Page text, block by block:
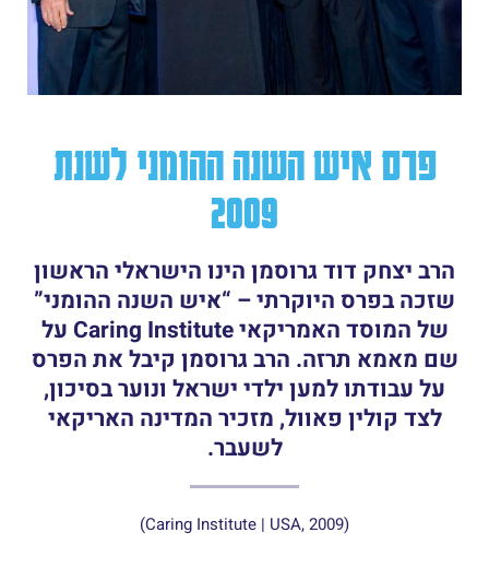
(Caring Institute | USA, 2009)
פרס איש השנה ההומני לשנת
2009
הרב יצחק דוד גרוסמן הינו הישראלי הראשון
שזכה בפרס היוקרתי – “איש השנה ההומני”
של המוסד האמריקאי Caring Institute על
שם מאמא תרזה. הרב גרוסמן קיבל את הפרס
על עבודתו למען ילדי ישראל ונוער בסיכון,
לצד קולין פאוול, מזכיר המדינה האריקאי
לשעבר.